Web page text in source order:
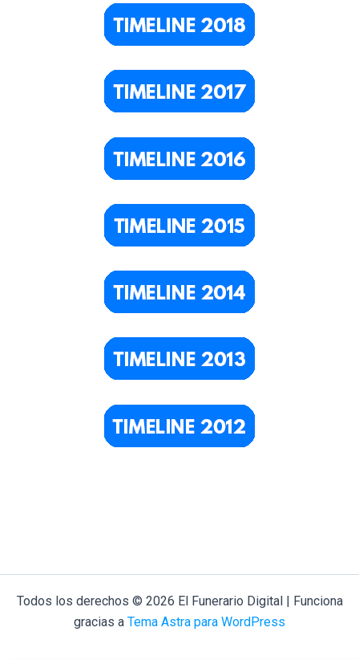
Todos los derechos © 2026 El Funerario Digital | Funciona
gracias a Tema Astra para WordPress